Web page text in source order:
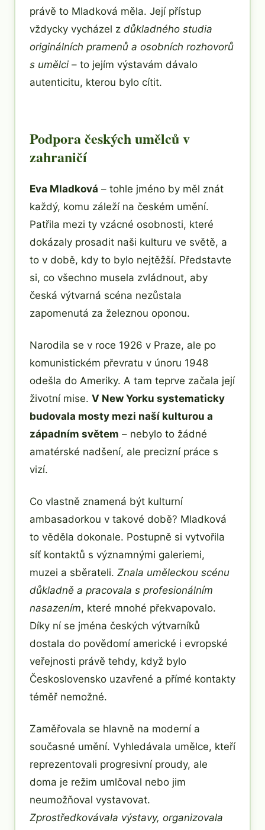
právě to Mladková měla. Její přístup
vždycky vycházel z důkladného studia
originálních pramenů a osobních rozhovorů
s umělci – to jejím výstavám dávalo
autenticitu, kterou bylo cítit.
Podpora českých umělců v
zahraničí
Eva Mladková – tohle jméno by měl znát
každý, komu záleží na českém umění.
Patřila mezi ty vzácné osobnosti, které
dokázaly prosadit naši kulturu ve světě, a
to v době, kdy to bylo nejtěžší. Představte
si, co všechno musela zvládnout, aby
česká výtvarná scéna nezůstala
zapomenutá za železnou oponou.
Narodila se v roce 1926 v Praze, ale po
komunistickém převratu v únoru 1948
odešla do Ameriky. A tam teprve začala její
životní mise. V New Yorku systematicky
budovala mosty mezi naší kulturou a
západním světem – nebylo to žádné
amatérské nadšení, ale precizní práce s
vizí.
Co vlastně znamená být kulturní
ambasadorkou v takové době? Mladková
to věděla dokonale. Postupně si vytvořila
síť kontaktů s významnými galeriemi,
muzei a sběrateli. Znala uměleckou scénu
důkladně a pracovala s profesionálním
nasazením, které mnohé překvapovalo.
Díky ní se jména českých výtvarníků
dostala do povědomí americké i evropské
veřejnosti právě tehdy, když bylo
Československo uzavřené a přímé kontakty
téměř nemožné.
Zaměřovala se hlavně na moderní a
současné umění. Vyhledávala umělce, kteří
reprezentovali progresivní proudy, ale
doma je režim umlčoval nebo jim
neumožňoval vystavovat.
Zprostředkovávala výstavy, organizovala